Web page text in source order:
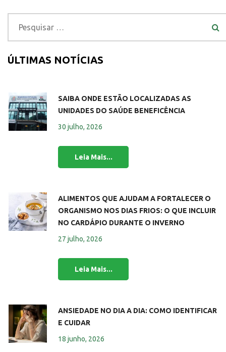
ÚLTIMAS NOTÍCIAS
SAIBA ONDE ESTÃO LOCALIZADAS AS
UNIDADES DO SAÚDE BENEFICÊNCIA
30 julho, 2026
ALIMENTOS QUE AJUDAM A FORTALECER O
ORGANISMO NOS DIAS FRIOS: O QUE INCLUIR
NO CARDÁPIO DURANTE O INVERNO
27 julho, 2026
ANSIEDADE NO DIA A DIA: COMO IDENTIFICAR
E CUIDAR
18 junho, 2026